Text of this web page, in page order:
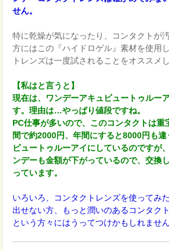
せん。
特に乾燥が気になったり、コンタクトが
方にはこの『ハイドロゲル』素材を使用
トレンズは一度試されることをオススメし
【私はと言うと】
現在は、ワンデーアキュビュートゥルー
す。理由は…やっぱり値段ですね。
PC仕事が多いので、このコンタクトは重
間で約2000円、年間にすると8000円も
ビュートゥルーアイにしているのですが
ンデーも金額が下がっているので、交換
っています。
いろいろ、コンタクトレンズを使ってみ
出せない方、もっと潤いのあるコンタク
という方々にはうってつけかもしれません